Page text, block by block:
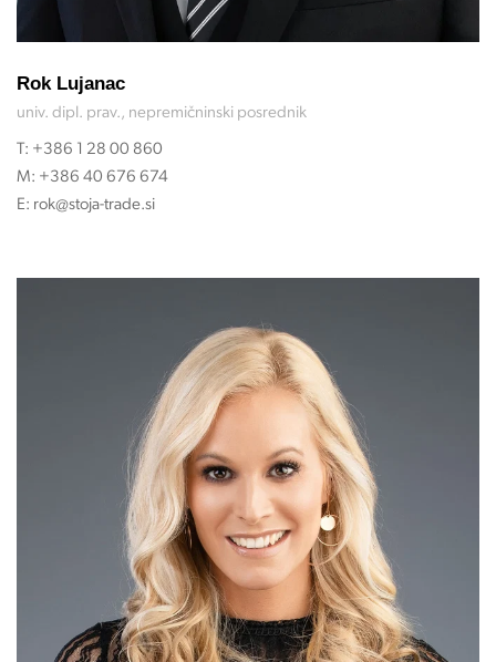
Rok Lujanac
univ. dipl. prav., nepremičninski posrednik
T: +386 1 28 00 860
M: +386 40 676 674
E: rok@stoja-trade.si